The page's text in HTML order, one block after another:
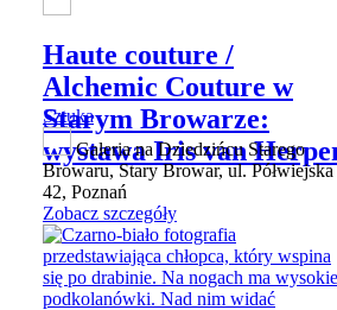
Haute couture /
Alchemic Couture w
Starym Browarze:
wystawa Iris van
Sztuka
Galeria na Dziedzińcu Starego
Browaru, Stary Browar, ul. Półwiejska
42, Poznań
Zobacz szczegóły